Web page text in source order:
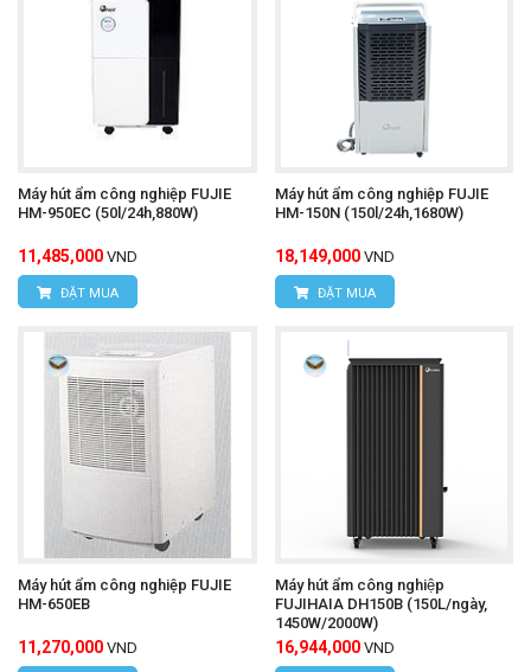
Máy hút ẩm công nghiệp FUJIE
HM-950EC (50l/24h,880W)
11,485,000 VND
ĐẶT MUA
Máy hút ẩm công nghiệp FUJIE
HM-150N (150l/24h,1680W)
18,149,000 VND
ĐẶT MUA
Máy hút ẩm công nghiệp FUJIE
HM-650EB
11,270,000 VND
Máy hút ẩm công nghiệp
FUJIHAIA DH150B (150L/ngày,
1450W/2000W)
16,944,000 VND